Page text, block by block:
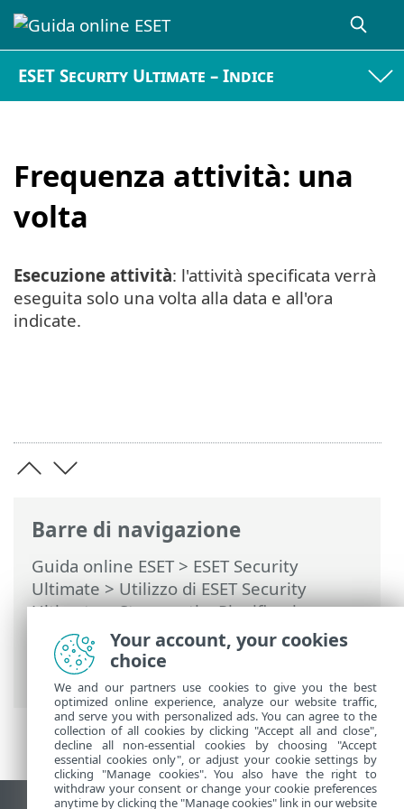
ESET Security Ultimate – Indice
Frequenza attività: una
volta
Barre di navigazione
Guida online ESET> ESET Security
Ultimate>Utilizzo di ESET Security
Ultimate>Strumenti>Pianificazione
attività> Finestre di dialogo:
pianificazione attività > Frequenza
attività: una volta
Esecuzione attività: l'attività specificata verrà
eseguita solo una volta alla data e all'ora
indicate.
Your account, your cookies
choice
We and our partners use cookies to give you the best
optimized online experience, analyze our website traffic,
and serve you with personalized ads. You can agree to the
collection of all cookies by clicking "Accept all and close",
decline all non-essential cookies by choosing "Accept
essential cookies only", or adjust your cookie settings by
clicking "Manage cookies". You also have the right to
withdraw your consent or change your cookie preferences
anytime by clicking the "Manage cookies" link in our website